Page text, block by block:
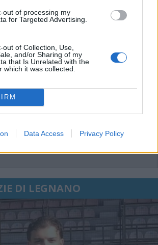
out of processing my
for Targeted Advertising.
out of Collection, Use,
and/or Sharing of my
that Is Unrelated with the
which it was collected.
Data Access Privacy Policy
DI LEGNANO